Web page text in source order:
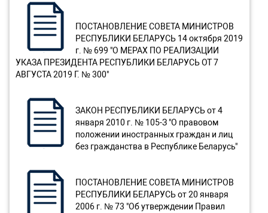
ПОСТАНОВЛЕНИЕ СОВЕТА МИНИСТРОВ
РЕСПУБЛИКИ БЕЛАРУСЬ 14 октября 2019
г. № 699 "О МЕРАХ ПО РЕАЛИЗАЦИИ
УКАЗА ПРЕЗИДЕНТА РЕСПУБЛИКИ БЕЛАРУСЬ ОТ 7
АВГУСТА 2019 Г. № 300"
ЗАКОН РЕСПУБЛИКИ БЕЛАРУСЬ от 4
января 2010 г. № 105-З "О правовом
положении иностранных граждан и лиц
без гражданства в Республике Беларусь"
ПОСТАНОВЛЕНИЕ СОВЕТА МИНИСТРОВ
РЕСПУБЛИКИ БЕЛАРУСЬ от 20 января
2006 г. № 73 "Об утверждении Правил